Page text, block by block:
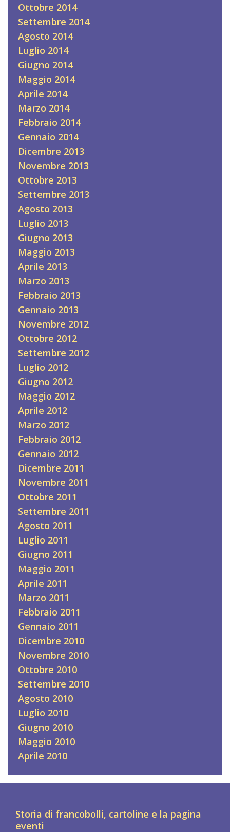
Ottobre 2014
Settembre 2014
Agosto 2014
Luglio 2014
Giugno 2014
Maggio 2014
Aprile 2014
Marzo 2014
Febbraio 2014
Gennaio 2014
Dicembre 2013
Novembre 2013
Ottobre 2013
Settembre 2013
Agosto 2013
Luglio 2013
Giugno 2013
Maggio 2013
Aprile 2013
Marzo 2013
Febbraio 2013
Gennaio 2013
Novembre 2012
Ottobre 2012
Settembre 2012
Luglio 2012
Giugno 2012
Maggio 2012
Aprile 2012
Marzo 2012
Febbraio 2012
Gennaio 2012
Dicembre 2011
Novembre 2011
Ottobre 2011
Settembre 2011
Agosto 2011
Luglio 2011
Giugno 2011
Maggio 2011
Aprile 2011
Marzo 2011
Febbraio 2011
Gennaio 2011
Dicembre 2010
Novembre 2010
Ottobre 2010
Settembre 2010
Agosto 2010
Luglio 2010
Giugno 2010
Maggio 2010
Aprile 2010
Storia di francobolli, cartoline e la pagina
eventi